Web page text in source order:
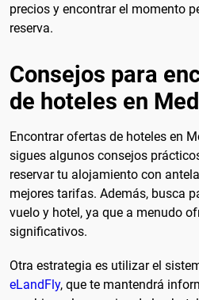
precios y encontrar el momento
reserva.
Consejos para
de hoteles en
Encontrar ofertas de hoteles en
sigues algunos consejos
reservar tu alojamiento con
mejores tarifas. Además, busca
vuelo y hotel, ya que a menudo
significativos.
Otra estrategia es utilizar el
eLandFly, que te mantendrá